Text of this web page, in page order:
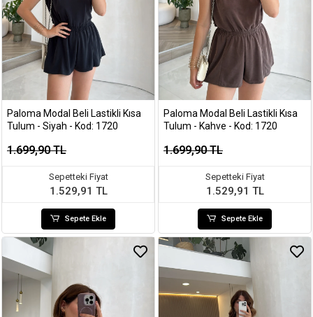
Paloma Modal Beli Lastikli Kısa
Tulum - Siyah - Kod: 1720
1.699,90 TL
Sepetteki Fiyat
1.529,91 TL
Sepete Ekle
Paloma Modal Beli Lastikli Kısa
Tulum - Kahve - Kod: 1720
1.699,90 TL
Sepetteki Fiyat
1.529,91 TL
Sepete Ekle